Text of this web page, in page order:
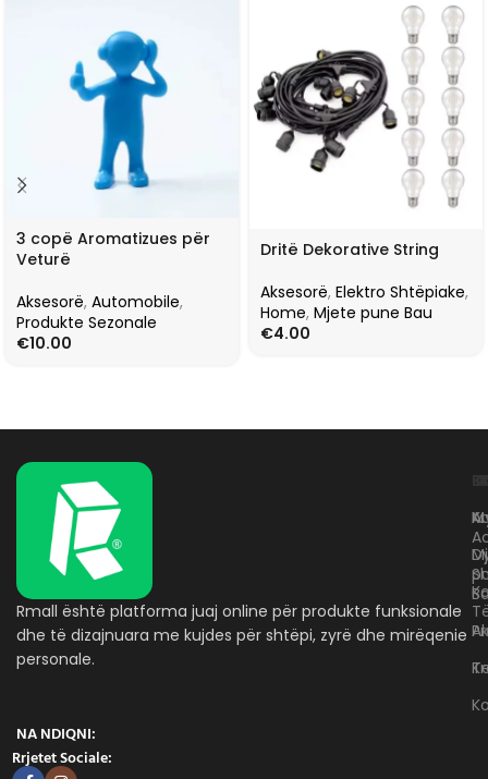
3 copë Aromatizues për
Veturë
Aksesorë, Automobile,
Produkte Sezonale
€10.00
Dritë Dekorative String
Aksesorë, Elektro Shtëpiake,
Home, Mjete pune Bau
€4.00
Rmall është platforma juaj online për produkte funksionale
dhe të dizajnuara me kujdes për shtëpi, zyrë dhe mirëqenie
personale.
NA NDIQNI:
Rrjetet Sociale: